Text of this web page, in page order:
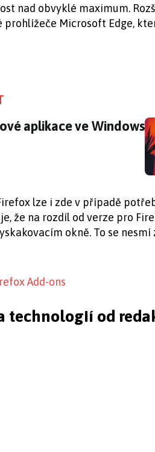
nad obvyklé maximum.
Microsoft Edge,
aplikace ve Windows
aplikace ve Windows
lze i zde v případě
že na rozdíl od verze pro
okně. To se
Add-ons
technologií od